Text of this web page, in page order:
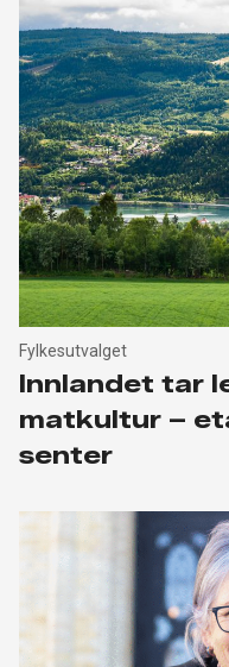
Fylkesutvalget
Innlandet tar
matkultur –
senter